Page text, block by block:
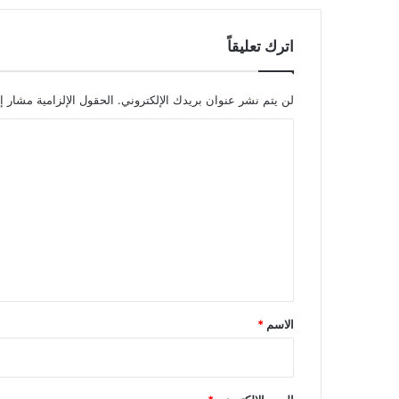
اترك تعليقاً
لن يتم نشر عنوان بريدك الإلكتروني. الحقول الإلزامية مشار
*
الاسم *